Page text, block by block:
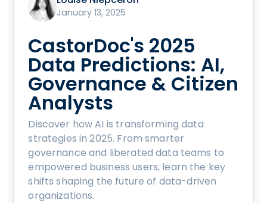
January 13, 2025
CastorDoc's 2025
Data Predictions: AI,
Governance & Citizen
Analysts
Discover how AI is transforming data
strategies in 2025. From smarter
governance and liberated data teams to
empowered business users, learn the key
shifts shaping the future of data-driven
organizations.